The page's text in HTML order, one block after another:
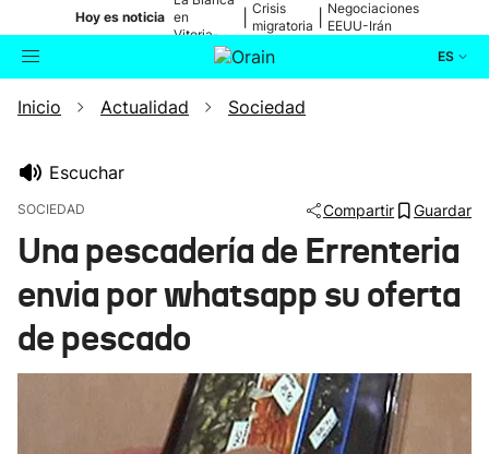
Hoy es noticia en
Vitoria-
Gasteiz
Crisis
migratoria
Negociaciones
EEUU-Irán
ES
Buscador Actualidad
Ikusmiran
Inicio Actualidad Sociedad
Escuchar
SOCIEDAD Compartir Guardar
Una pescadería de Errenteria
envia por whatsapp su oferta
de pescado